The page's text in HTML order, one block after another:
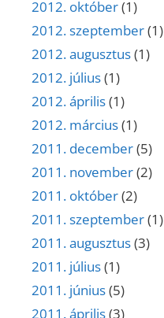
2012. október(1)
2012. szeptember(1)
2012. augusztus(1)
2012. július(1)
2012. április(1)
2012. március(1)
2011. december(5)
2011. november(2)
2011. október(2)
2011. szeptember(1)
2011. augusztus(3)
2011. július(1)
2011. június(5)
2011. április(3)